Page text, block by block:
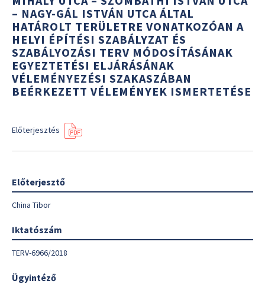
– NAGY-GÁL ISTVÁN UTCA ÁLTAL
HATÁROLT TERÜLETRE VONATKOZÓAN A
HELYI ÉPÍTÉSI SZABÁLYZAT ÉS
SZABÁLYOZÁSI TERV MÓDOSÍTÁSÁNAK
EGYEZTETÉSI ELJÁRÁSÁNAK
VÉLEMÉNYEZÉSI SZAKASZÁBAN
BEÉRKEZETT VÉLEMÉNYEK ISMERTETÉSE
Előterjesztés
Előterjesztő
China Tibor
Iktatószám
TERV-6966/2018
Ügyintéző